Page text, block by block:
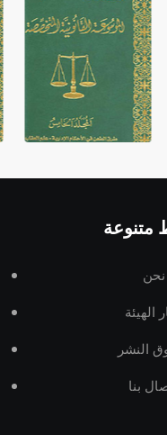
متنوعة
الهيئة
النشر
بنا